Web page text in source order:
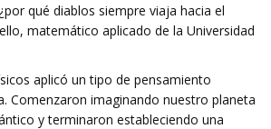
qué diablos siempre viaja hacia el
matemático aplicado de la Universidad
aplicó un tipo de pensamiento
Comenzaron imaginando nuestro planeta
y terminaron estableciendo una